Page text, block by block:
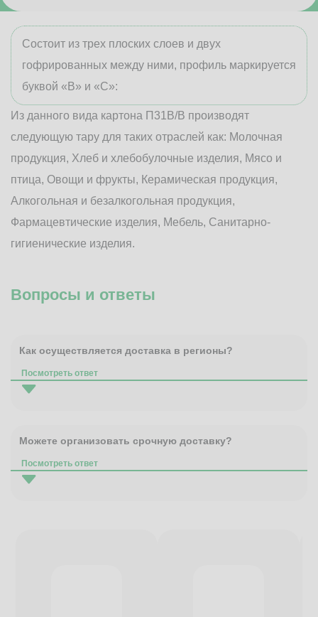
Состоит из трех плоских слоев и двух
гофрированных между ними, профиль маркируется
буквой «В» и «С»:
Из данного вида картона П31В/B производят
следующую тару для таких отраслей как: Молочная
продукция, Хлеб и хлебобулочные изделия, Мясо и
птица, Овощи и фрукты, Керамическая продукция,
Алкогольная и безалкогольная продукция,
Фармацевтические изделия, Мебель, Санитарно-
гигиенические изделия.
Вопросы и ответы
Как осуществляется доставка в регионы?
Посмотреть ответ
Можете организовать срочную доставку?
Посмотреть ответ